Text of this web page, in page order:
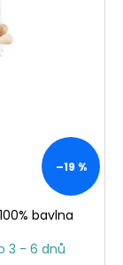
–19 %
bavlna
3 - 6 dnů